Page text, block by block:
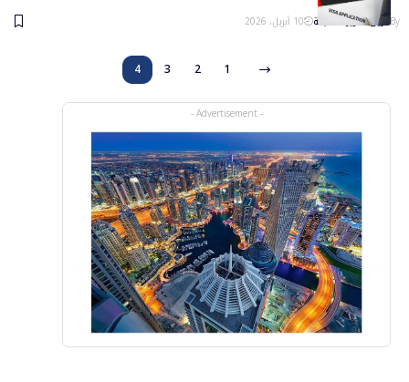
Byفريق تحرير السابعة 10 أبريل، 2026
1
2
3
4
- Advertisement -